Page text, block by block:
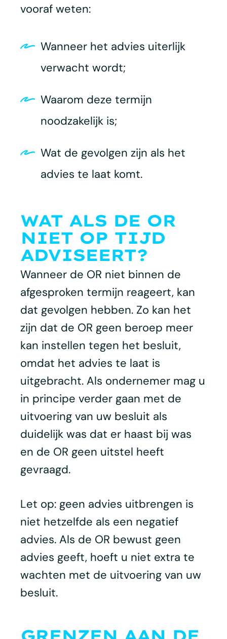
vooraf weten:
Wanneer het advies uiterlijk
verwacht wordt;
Waarom deze termijn
noodzakelijk is;
Wat de gevolgen zijn als het
advies te laat komt.
WAT ALS DE OR
NIET OP TIJD
ADVISEERT?
Wanneer de OR niet binnen de
afgesproken termijn reageert, kan
dat gevolgen hebben. Zo kan het
zijn dat de OR geen beroep meer
kan instellen tegen het besluit,
omdat het advies te laat is
uitgebracht. Als ondernemer mag u
in principe verder gaan met de
uitvoering van uw besluit als
duidelijk was dat er haast bij was
en de OR geen uitstel heeft
gevraagd.
Let op: geen advies uitbrengen is
niet hetzelfde als een negatief
advies. Als de OR bewust geen
advies geeft, hoeft u niet extra te
wachten met de uitvoering van uw
besluit.